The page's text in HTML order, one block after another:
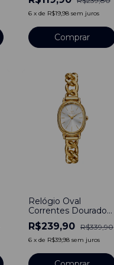
Esmeralda Bewatch
6 x de R$19,98 sem juros
Relógio Oval
Correntes Dourado
de Aço Inoxidável
R$239,90 R$339,90
6 x de R$39,98 sem juros